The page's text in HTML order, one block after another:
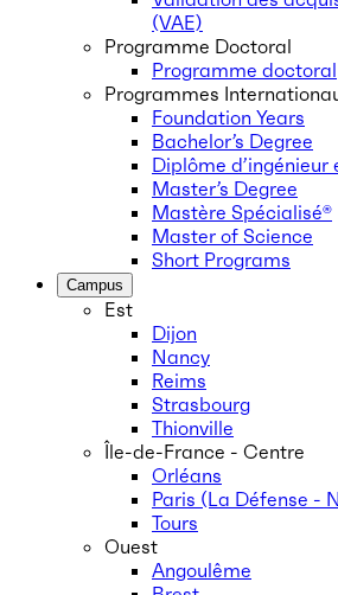
(VAE)
Programme Doctoral
Programme doctoral
Programmes
Foundation Years
Bachelor’s Degree
Diplôme d’ingénieur
Master’s Degree
Mastère Spécialisé®
Master of Science
Short Programs
Campus
Est
Dijon
Nancy
Reims
Strasbourg
Thionville
Île-de-France - Centre
Orléans
Paris (La Défense -
Tours
Ouest
Angoulême